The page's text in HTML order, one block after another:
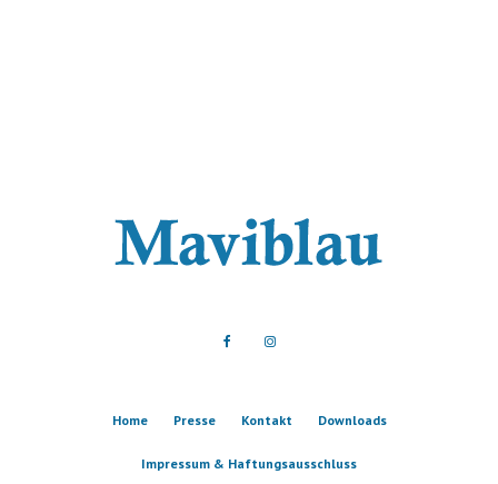
Home Presse Kontakt Downloads
Impressum & Haftungsausschluss